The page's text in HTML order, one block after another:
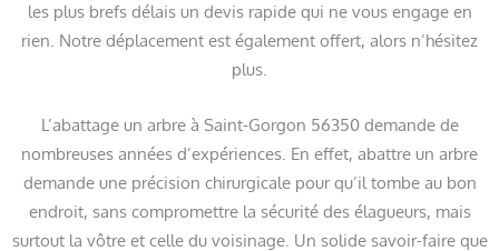
les plus brefs délais un devis rapide qui ne vous engage en
rien. Notre déplacement est également offert, alors n’hésitez
plus.
L’abattage un arbre à Saint-Gorgon 56350 demande de
nombreuses années d’expériences. En effet, abattre un arbre
demande une précision chirurgicale pour qu’il tombe au bon
endroit, sans compromettre la sécurité des élagueurs, mais
surtout la vôtre et celle du voisinage. Un solide savoir-faire que